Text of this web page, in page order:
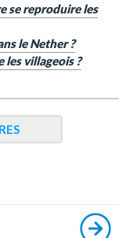
se reproduire les
le Nether ?
villageois ?